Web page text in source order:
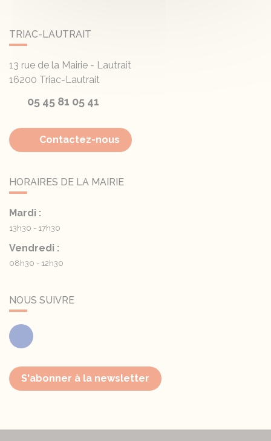
TRIAC-LAUTRAIT
13 rue de la Mairie - Lautrait
16200 Triac-Lautrait
05 45 81 05 41
Contactez-nous
HORAIRES DE LA MAIRIE
Mardi :
13h30 - 17h30
Vendredi :
08h30 - 12h30
NOUS SUIVRE
Facebook
S'abonner à la newsletter